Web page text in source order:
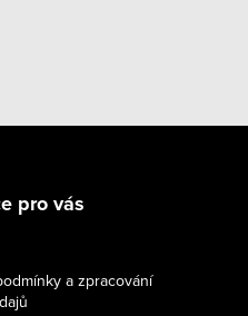
pro vás
a zpracování